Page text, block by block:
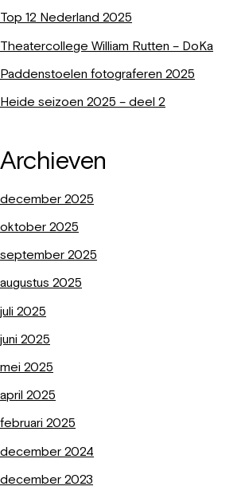
Top 12 Nederland 2025
Theatercollege William Rutten – DoKa
Paddenstoelen fotograferen 2025
Heide seizoen 2025 – deel 2
Archieven
december 2025
oktober 2025
september 2025
augustus 2025
juli 2025
juni 2025
mei 2025
april 2025
februari 2025
december 2024
december 2023